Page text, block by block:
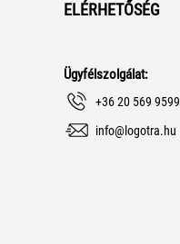
ELÉRHETŐSÉG
Ügyfélszolgálat:
+36 20 569 9599
info@logotra.hu